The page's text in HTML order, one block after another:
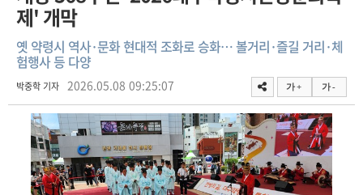
제' 개막
옛 약령시 역사·문화 현대적 조화로 승화… 볼거리·즐길 거리·체
험행사 등 다양
박중학 기자 2026.05.08 09:25:07 가 + 가 -